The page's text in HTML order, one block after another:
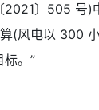
〕505 号)
(风电以 300
。”